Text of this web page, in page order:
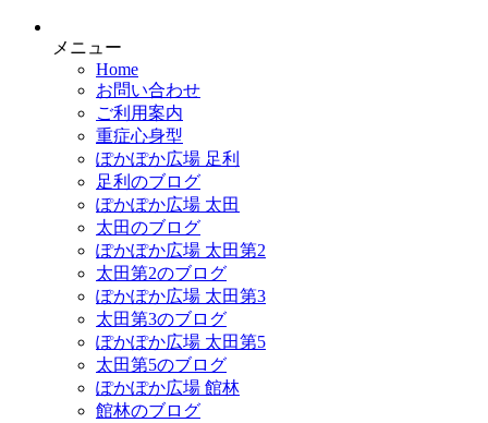
メニュー
Home
お問い合わせ
ご利用案内
重症心身型
ぽかぽか広場 足利
足利のブログ
ぽかぽか広場 太田
太田のブログ
ぽかぽか広場 太田第2
太田第2のブログ
ぽかぽか広場 太田第3
太田第3のブログ
ぽかぽか広場 太田第5
太田第5のブログ
ぽかぽか広場 館林
館林のブログ